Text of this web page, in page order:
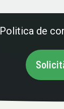
Politica de